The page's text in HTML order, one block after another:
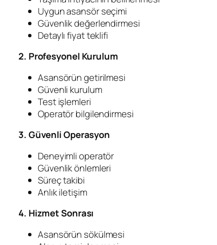
Uygun asansör seçimi
Güvenlik değerlendirmesi
Detaylı fiyat teklifi
2. Profesyonel Kurulum
Asansörün getirilmesi
Güvenli kurulum
Test işlemleri
Operatör bilgilendirmesi
3. Güvenli Operasyon
Deneyimli operatör
Güvenlik önlemleri
Süreç takibi
Anlık iletişim
4. Hizmet Sonrası
Asansörün sökülmesi